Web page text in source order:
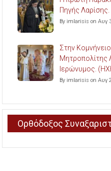
Πηγής Λαρίσης.
By imlarisis on Αυγ
Στην
Μητροπολίτης
Ιερώνυμος.
By imlarisis on Αυγ
Ορθόδοξος